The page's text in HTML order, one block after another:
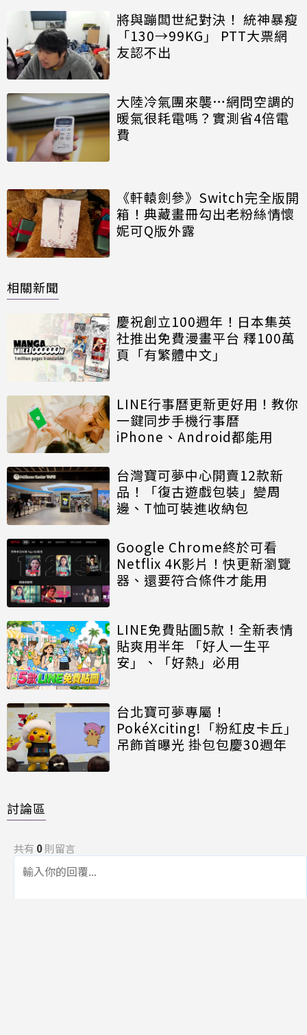
將與蹦闆世紀對決！ 統神暴瘦
「130→99KG」 PTT大票網
友認不出
大陸冷氣團來襲…網問空調的
暖氣很耗電嗎？實測省4倍電
費
《軒轅劍參》Switch完全版開
箱！典藏畫冊勾出老粉絲情懷
妮可Q版外露
相關新聞
慶祝創立100週年！日本集英
社推出免費漫畫平台 釋100萬
頁「有繁體中文」
LINE行事曆更新更好用！教你
一鍵同步手機行事曆
iPhone、Android都能用
台灣寶可夢中心開賣12款新
品！「復古遊戲包裝」變周
邊、T恤可裝進收納包
Google Chrome終於可看
Netflix 4K影片！快更新瀏覽
器、還要符合條件才能用
LINE免費貼圖5款！全新表情
貼爽用半年 「好人一生平
安」、「好熱」必用
台北寶可夢專屬！
PokéXciting!「粉紅皮卡丘」
吊飾首曝光 掛包包慶30週年
討論區
共有 0則留言